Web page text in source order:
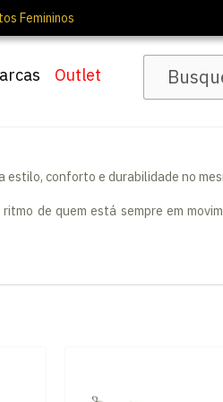
Outlet
conforto e durabilidade no
de quem está sempre em